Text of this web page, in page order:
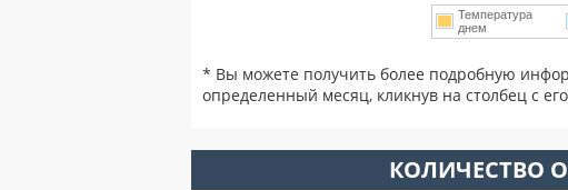
Температура
днем
* Вы можете получить более подробную
определенный месяц, кликнув на столбец с
КОЛИЧЕСТВО